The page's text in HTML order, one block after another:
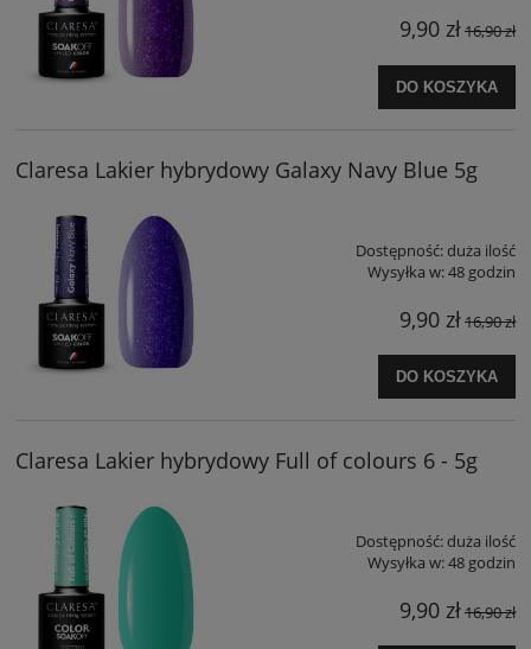
9,90 zł16,90 zł
DO KOSZYKA
Claresa Lakier hybrydowy Galaxy Navy Blue 5g
Dostępność:duża ilość
Wysyłka w:48 godzin
9,90 zł16,90 zł
DO KOSZYKA
Claresa Lakier hybrydowy Full of colours 6 - 5g
Dostępność:duża ilość
Wysyłka w:48 godzin
9,90 zł16,90 zł